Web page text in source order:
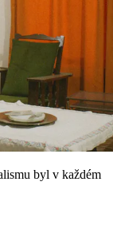
byl v každém